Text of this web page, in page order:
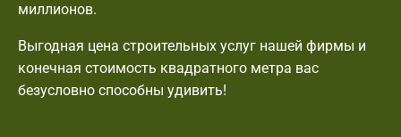
миллионов.
Выгодная цена строительных услуг нашей фирмы и
конечная стоимость квадратного метра вас
безусловно способны удивить!